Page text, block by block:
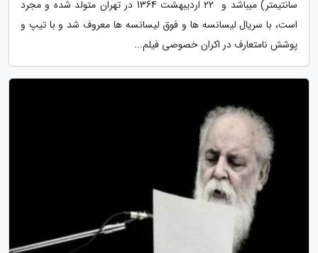
سانتیمتر) میباشد و 22 اردیبهشت 1364 در تهران متولد شده و مجرد
است، با سریال لیسانسه ها و فوق لیسانسه ها معروف شد و با تیپ و
پوشش نامتعارف در اکران خصوصی فیلم...